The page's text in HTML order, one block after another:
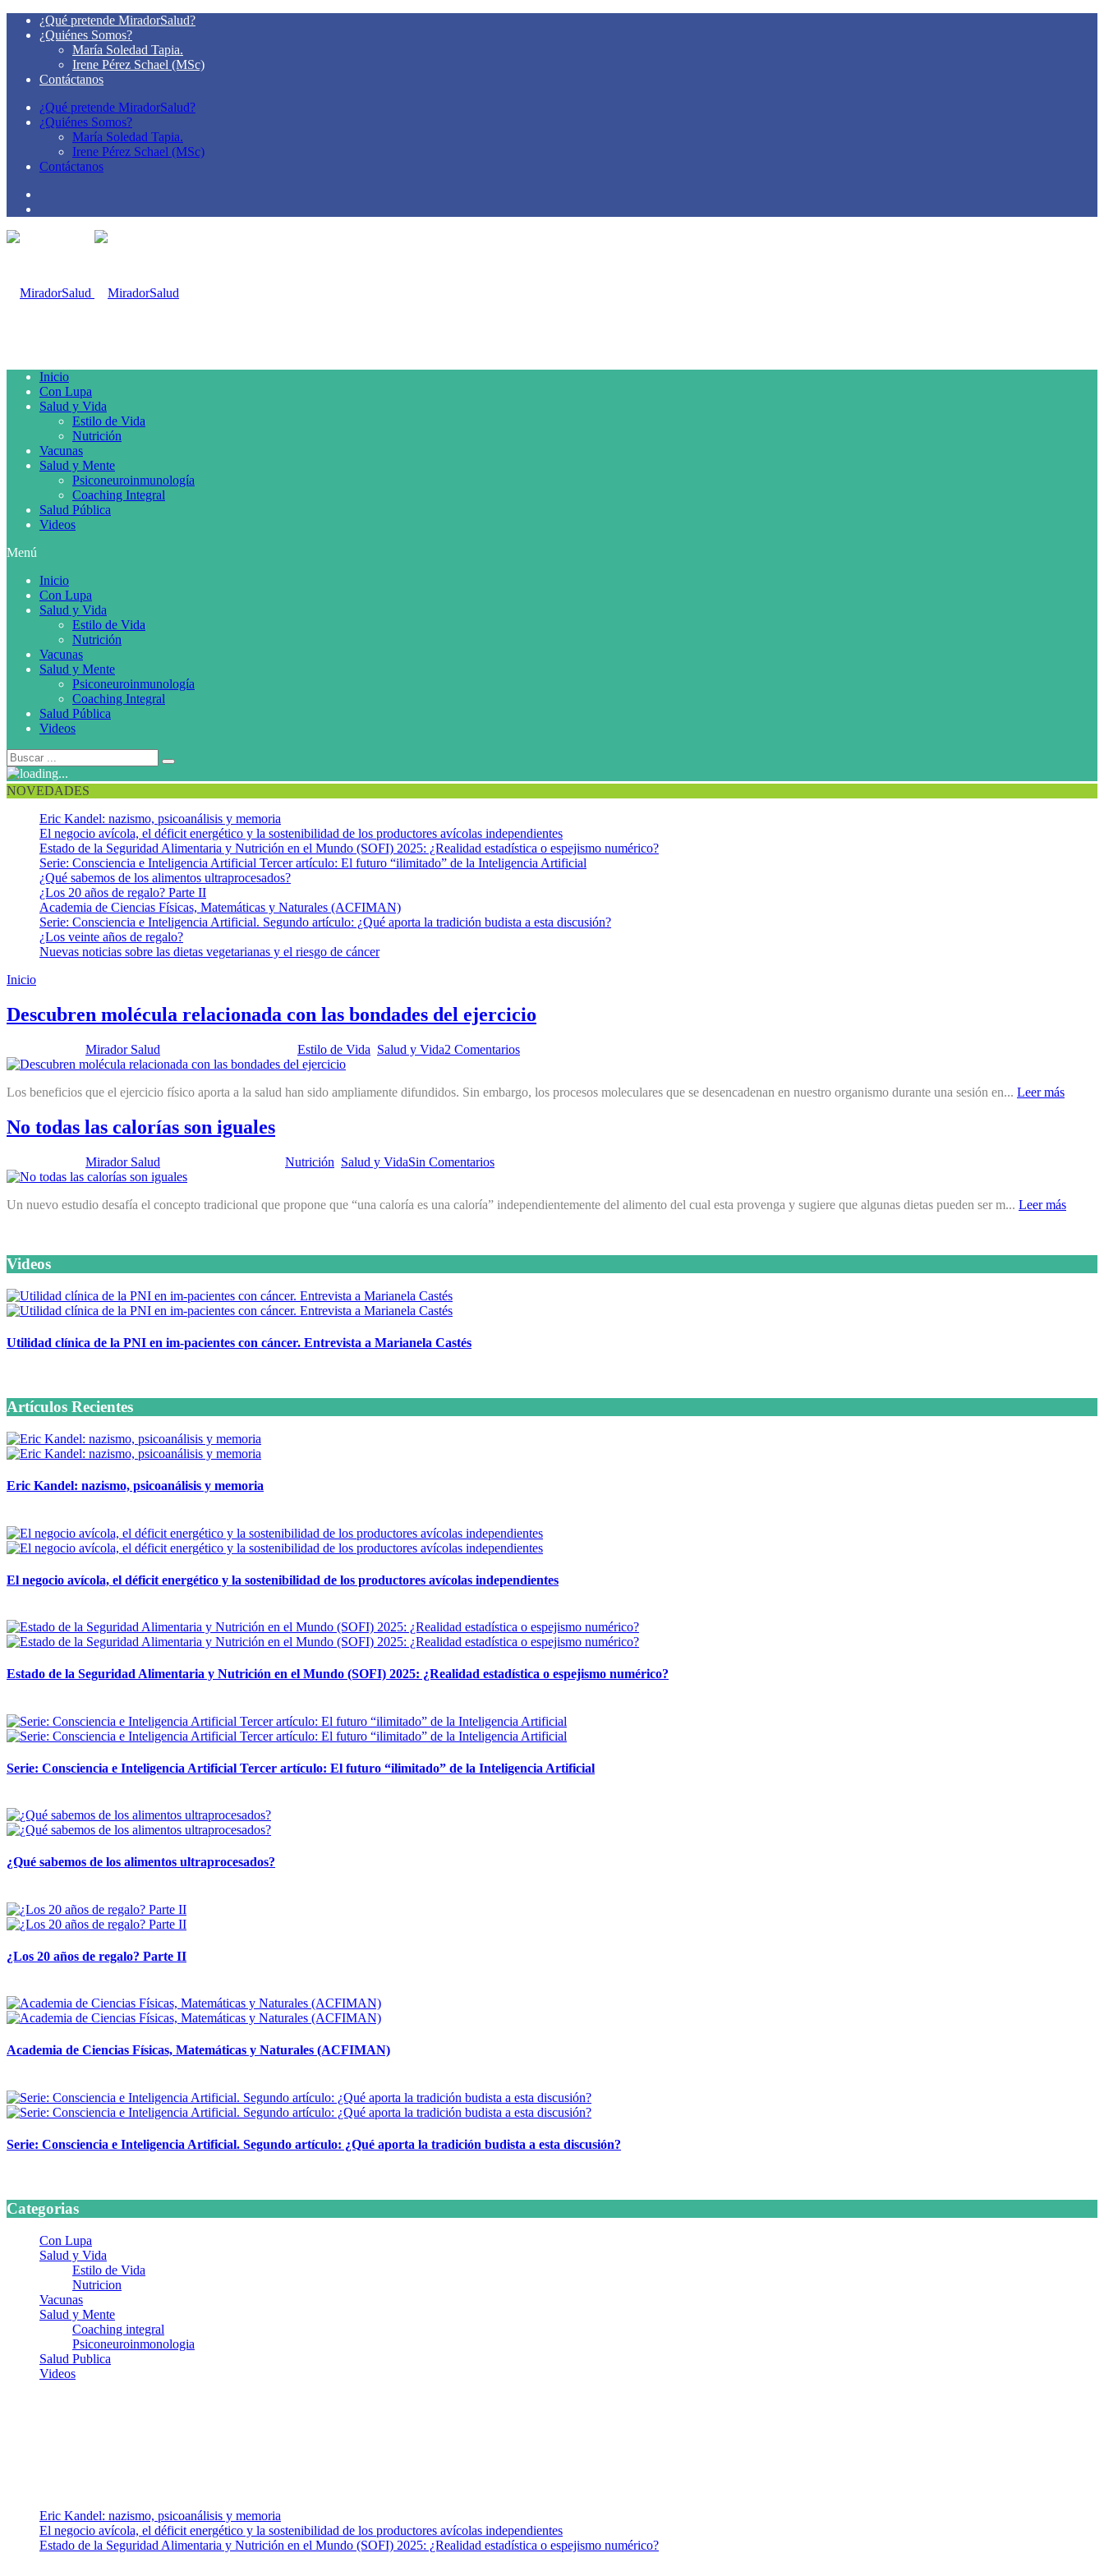
¿Qué pretende MiradorSalud?
¿Quiénes Somos?
María Soledad Tapia.
Irene Pérez Schael (MSc)
Contáctanos
¿Qué pretende MiradorSalud?
¿Quiénes Somos?
María Soledad Tapia.
Irene Pérez Schael (MSc)
Contáctanos
Inicio
Con Lupa
Salud y Vida
Estilo de Vida
Nutrición
Vacunas
Salud y Mente
Psiconeuroinmunología
Coaching Integral
Salud Pública
Videos
Menú
Inicio
Con Lupa
Salud y Vida
Estilo de Vida
Nutrición
Vacunas
Salud y Mente
Psiconeuroinmunología
Coaching Integral
Salud Pública
Videos
NOVEDADES
Eric Kandel: nazismo, psicoanálisis y memoria
El negocio avícola, el déficit energético y la sostenibilidad de los productores avícolas independientes
Estado de la Seguridad Alimentaria y Nutrición en el Mundo (SOFI) 2025: ¿Realidad estadística o espejismo numérico?
Serie: Consciencia e Inteligencia Artificial Tercer artículo: El futuro “ilimitado” de la Inteligencia Artificial
¿Qué sabemos de los alimentos ultraprocesados?
¿Los 20 años de regalo? Parte II
Academia de Ciencias Físicas, Matemáticas y Naturales (ACFIMAN)
Serie: Consciencia e Inteligencia Artificial. Segundo artículo: ¿Qué aporta la tradición budista a esta discusión?
¿Los veinte años de regalo?
Nuevas noticias sobre las dietas vegetarianas y el riesgo de cáncer
Inicio
Descubren molécula relacionada con las bondades del ejercicio
Mirador Salud Estilo de Vida Salud y Vida2 Comentarios
Los beneficios que el ejercicio físico aporta a la salud han sido ampliamente difundidos. Sin embargo, los procesos moleculares que se desencadenan en nuestro organismo durante una sesión en... Leer más
No todas las calorías son iguales
Mirador Salud Nutrición Salud y VidaSin Comentarios
Un nuevo estudio desafía el concepto tradicional que propone que “una caloría es una caloría” independientemente del alimento del cual esta provenga y sugiere que algunas dietas pueden ser m... Leer más
Videos
Utilidad clínica de la PNI en im-pacientes con cáncer. Entrevista a Marianela Castés
Artículos Recientes
Eric Kandel: nazismo, psicoanálisis y memoria
El negocio avícola, el déficit energético y la sostenibilidad de los productores avícolas independientes
Estado de la Seguridad Alimentaria y Nutrición en el Mundo (SOFI) 2025: ¿Realidad estadística o espejismo numérico?
Serie: Consciencia e Inteligencia Artificial Tercer artículo: El futuro “ilimitado” de la Inteligencia Artificial
¿Qué sabemos de los alimentos ultraprocesados?
¿Los 20 años de regalo? Parte II
Academia de Ciencias Físicas, Matemáticas y Naturales (ACFIMAN)
Serie: Consciencia e Inteligencia Artificial. Segundo artículo: ¿Qué aporta la tradición budista a esta discusión?
Categorias
Con Lupa
Salud y Vida
Estilo de Vida
Nutricion
Vacunas
Salud y Mente
Coaching integral
Psiconeuroinmonologia
Salud Publica
Videos
Eric Kandel: nazismo, psicoanálisis y memoria
El negocio avícola, el déficit energético y la sostenibilidad de los productores avícolas independientes
Estado de la Seguridad Alimentaria y Nutrición en el Mundo (SOFI) 2025: ¿Realidad estadística o espejismo numérico?